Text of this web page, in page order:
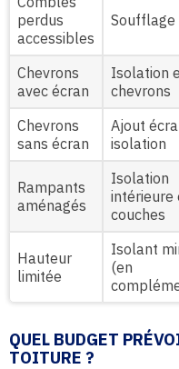
perdus
accessibles
Soufflage
Chevrons
avec écran
Isolation
chevrons
Chevrons
sans écran
Ajout
isolation
Rampants
aménagés
Isolation
intérieure
couches
Hauteur
limitée
Isolant
(en
QUEL BUDGET
TOITURE ?